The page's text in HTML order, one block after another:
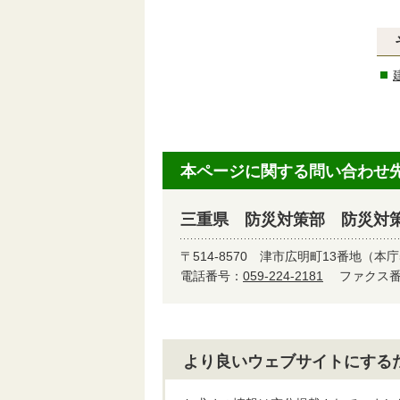
本ページに関する問い合わせ
三重県 防災対策部 防災対
〒514-8570 津市広明町13番地（本
電話番号： 059-224-2181 ファクス
より良いウェブサイトにす